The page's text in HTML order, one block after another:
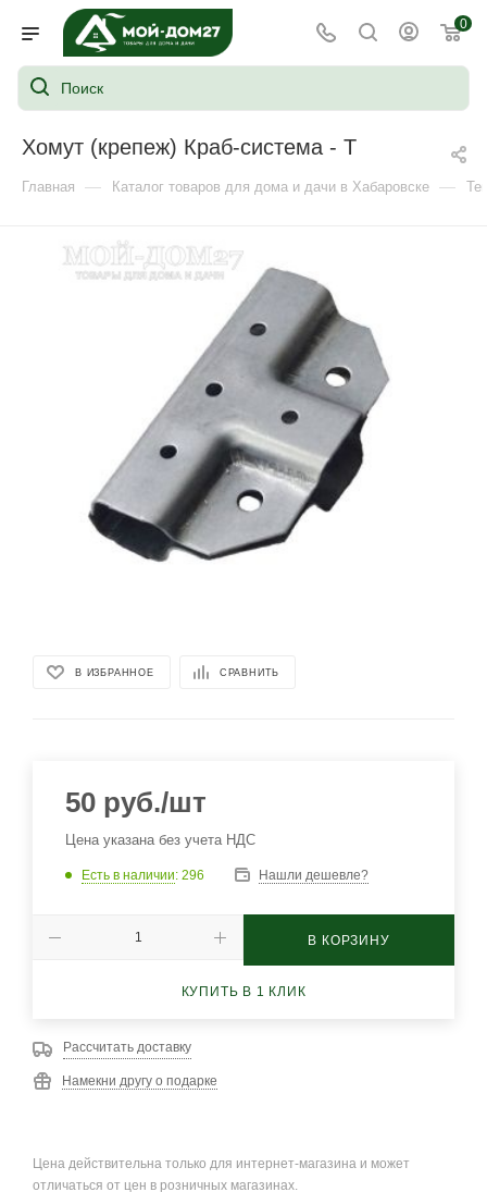
0
Хомут (крепеж) Краб-система - T
Главная — Каталог товаров для дома и дачи в Хабаровске —
В ИЗБРАННОЕ СРАВНИТЬ
50 руб./шт
Цена указана без учета НДС
Есть в наличии: 296 Нашли дешевле?
В КОРЗИНУ
КУПИТЬ В 1 КЛИК
Рассчитать доставку
Намекни другу о подарке
Цена действительна только для интернет-магазина и может
отличаться от цен в розничных магазинах.